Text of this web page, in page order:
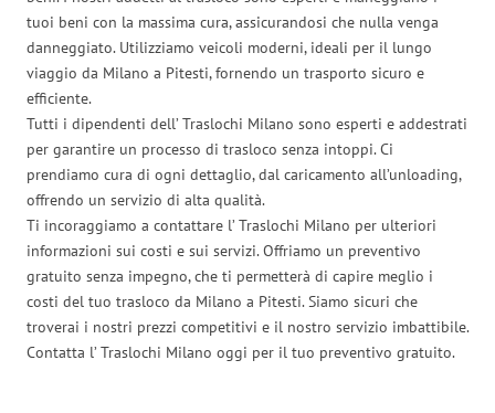
tuoi beni con la massima cura, assicurandosi che nulla venga
danneggiato. Utilizziamo veicoli moderni, ideali per il lungo
viaggio da Milano a Pitesti, fornendo un trasporto sicuro e
efficiente.
Tutti i dipendenti dell’ Traslochi Milano sono esperti e addestrati
per garantire un processo di trasloco senza intoppi. Ci
prendiamo cura di ogni dettaglio, dal caricamento all’unloading,
offrendo un servizio di alta qualità.
Ti incoraggiamo a contattare l’ Traslochi Milano per ulteriori
informazioni sui costi e sui servizi. Offriamo un preventivo
gratuito senza impegno, che ti permetterà di capire meglio i
costi del tuo trasloco da Milano a Pitesti. Siamo sicuri che
troverai i nostri prezzi competitivi e il nostro servizio imbattibile.
Contatta l’ Traslochi Milano oggi per il tuo preventivo gratuito.